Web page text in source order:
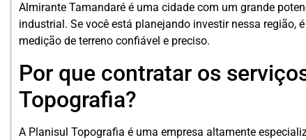
Almirante Tamandaré é uma cidade com um grande
industrial. Se você está planejando investir nessa região,
medição de terreno confiável e preciso.
Por que contratar os
Topografia?
A Planisul Topografia é uma empresa altamente